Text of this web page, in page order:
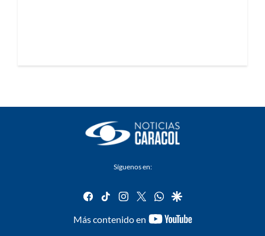
Síguenos en:
facebook
tiktok instagram
twitterwhatsapp
google
Más contenido en
youtube-